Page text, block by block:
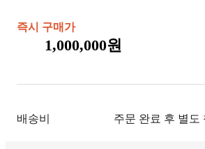
즉시 구매가
1,000,000원
배송비 주문 완료 후 별도